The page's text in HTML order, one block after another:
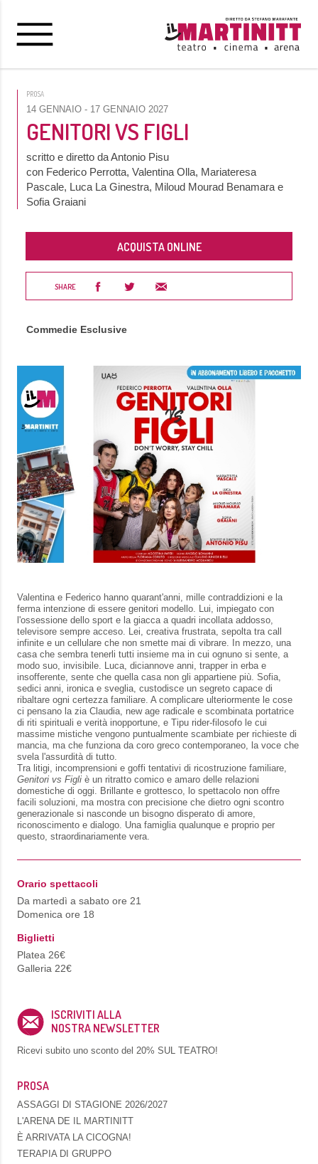
PROSA
14 GENNAIO - 17 GENNAIO 2027
GENITORI VS FIGLI
scritto e diretto da Antonio Pisu
con Federico Perrotta, Valentina Olla, Mariateresa
Pascale, Luca La Ginestra, Miloud Mourad Benamara e
Sofia Graiani
ACQUISTA ONLINE
SHARE
Commedie Esclusive
Valentina e Federico hanno quarant'anni, mille contraddizioni e la
ferma intenzione di essere genitori modello. Lui, impiegato con
l'ossessione dello sport e la giacca a quadri incollata addosso,
televisore sempre acceso. Lei, creativa frustrata, sepolta tra call
infinite e un cellulare che non smette mai di vibrare. In mezzo, una
casa che sembra tenerli tutti insieme ma in cui ognuno si sente, a
modo suo, invisibile. Luca, diciannove anni, trapper in erba e
insofferente, sente che quella casa non gli appartiene più. Sofia,
sedici anni, ironica e sveglia, custodisce un segreto capace di
ribaltare ogni certezza familiare. A complicare ulteriormente le cose
ci pensano la zia Claudia, new age radicale e scombinata portatrice
di riti spirituali e verità inopportune, e Tipu rider-filosofo le cui
massime mistiche vengono puntualmente scambiate per richieste di
mancia, ma che funziona da coro greco contemporaneo, la voce che
svela l'assurdità di tutto.
Tra litigi, incomprensioni e goffi tentativi di ricostruzione familiare,
Genitori vs Figli è un ritratto comico e amaro delle relazioni
domestiche di oggi. Brillante e grottesco, lo spettacolo non offre
facili soluzioni, ma mostra con precisione che dietro ogni scontro
generazionale si nasconde un bisogno disperato di amore,
riconoscimento e dialogo. Una famiglia qualunque e proprio per
questo, straordinariamente vera.
Orario spettacoli
Da martedì a sabato ore 21
Domenica ore 18
Biglietti
Platea 26€
Galleria 22€
ISCRIVITI ALLA
NOSTRA NEWSLETTER
Ricevi subito uno sconto del 20% SUL TEATRO!
PROSA
ASSAGGI DI STAGIONE 2026/2027
L'ARENA DE IL MARTINITT
È ARRIVATA LA CICOGNA!
TERAPIA DI GRUPPO